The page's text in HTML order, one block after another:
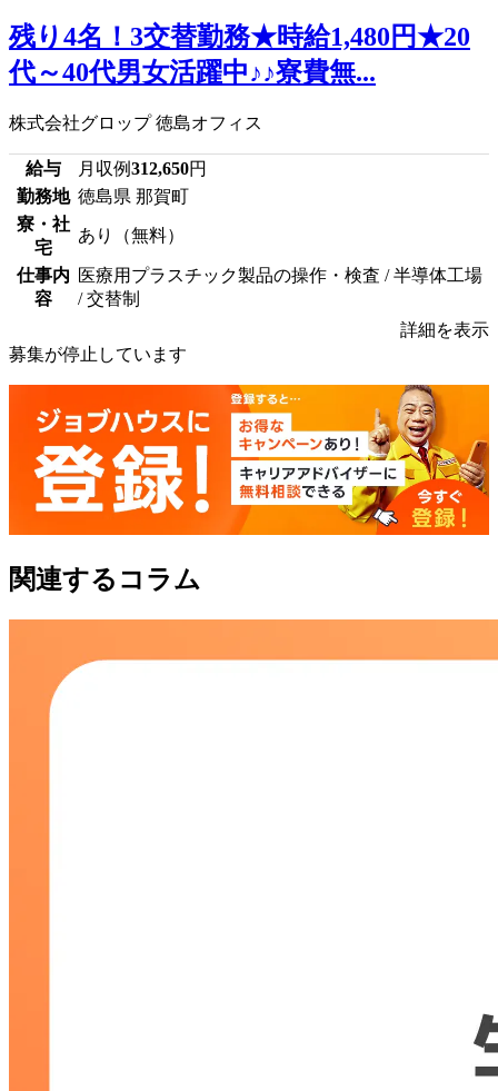
残り4名！3交替勤務★時給1,480円★20
代～40代男女活躍中♪♪寮費無...
株式会社グロップ 徳島オフィス
給与 月収例312,650円
勤務地 徳島県 那賀町
寮・社
宅
あり（無料）
仕事内
容
医療用プラスチック製品の操作・検査 / 半導体工場
/ 交替制
詳細を表示
募集が停止しています
関連するコラム